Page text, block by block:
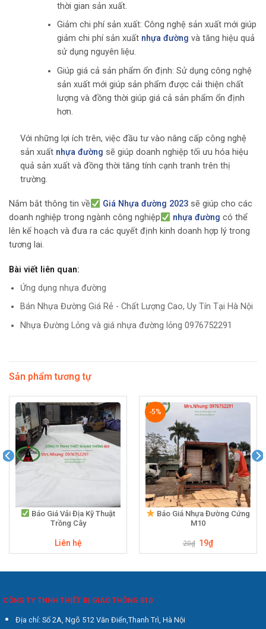
thời gian sản xuất.
Giảm chi phí sản xuất: Công nghệ sản xuất mới giúp
giảm chi phí sản xuất nhựa đường và tăng hiệu quả
sử dụng nguyên liệu.
Giúp giá cả sản phẩm ổn định: Sử dụng công nghệ
sản xuất mới giúp sản phẩm được cải thiện chất
lượng và đồng thời giúp giá cả sản phẩm ổn định
hơn.
Với những lợi ích trên, việc đầu tư vào nâng cấp công nghệ
sản xuất nhựa đường sẽ giúp doanh nghiệp tối ưu hóa hiệu
quả sản xuất và đồng thời tăng tính cạnh tranh trên thị
trường.
Nắm bắt thông tin về Giá Nhựa đường 2023sẽ giúp cho các
doanh nghiệp trong ngành công nghiệp
nhựa đường có thể
lên kế hoạch và đưa ra các quyết định kinh doanh hợp lý trong
tương lai.
Bài viết liên quan:
Ứng dụng nhựa đường
Bán Nhựa Đường Giá Rẻ - Chất Lượng Cao, Uy Tín Tại Hà Nội
Nhựa Đường Lỏng và giá nhựa đường lỏng 0976752291
Sản phẩm tương tự
Báo Giá Vải Địa Kỹ Thuật
Trồng Cây
Liên hệ
-5%
Báo Giá Nhựa Đường Cứng
M10
20₫ Giá
gốc
19₫Giá
hiện
19₫.
CÔNG TY TNHH THIẾT BỊ GIAO THÔNG 810
Địa chỉ: Số 2A, Ngõ 512 Văn Điển,Thanh Trì, Hà Nội